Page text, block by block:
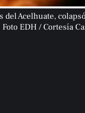
Acelhuate,
EDH / Cortesía